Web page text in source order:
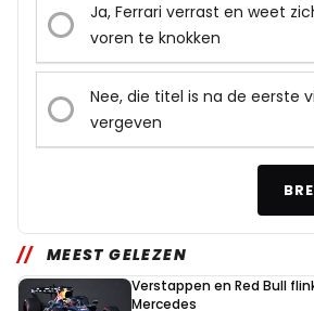
Ja, Ferrari verrast en weet
voren te knokken
Nee, die titel is na de eerste
vergeven
MEEST GELEZEN
Verstappen en Red Bull
Mercedes